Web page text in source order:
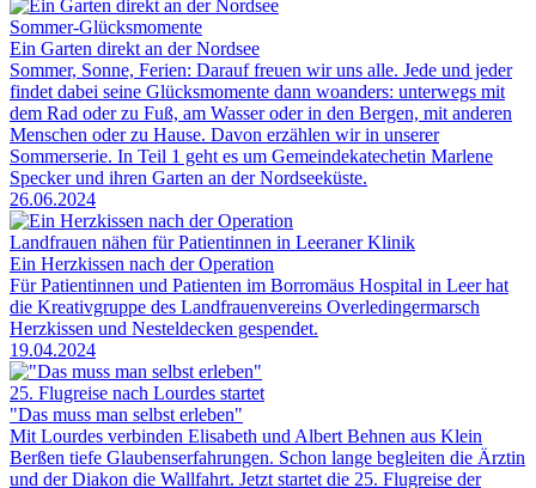
Sommer-Glücksmomente
Ein Garten direkt an der Nordsee
Sommer, Sonne, Ferien: Darauf freuen wir uns alle. Jede und jeder
findet dabei seine Glücksmomente dann woanders: unterwegs mit
dem Rad oder zu Fuß, am Wasser oder in den Bergen, mit anderen
Menschen oder zu Hause. Davon erzählen wir in unserer
Sommerserie. In Teil 1 geht es um Gemeindekatechetin Marlene
Specker und ihren Garten an der Nordseeküste.
26.06.2024
Landfrauen nähen für Patientinnen in Leeraner Klinik
Ein Herzkissen nach der Operation
Für Patientinnen und Patienten im Borromäus Hospital in Leer hat
die Kreativgruppe des Landfrauenvereins Overledingermarsch
Herzkissen und Nesteldecken gespendet.
19.04.2024
25. Flugreise nach Lourdes startet
"Das muss man selbst erleben"
Mit Lourdes verbinden Elisabeth und Albert Behnen aus Klein
Berßen tiefe Glaubenserfahrungen. Schon lange begleiten die Ärztin
und der Diakon die Wallfahrt. Jetzt startet die 25. Flugreise der